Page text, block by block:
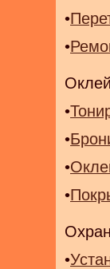
•
•
•
•
•
•
•